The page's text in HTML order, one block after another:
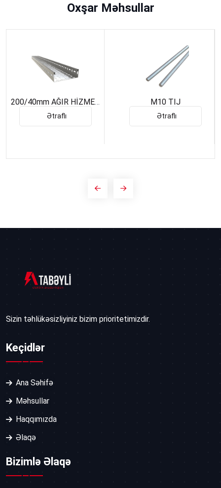
Oxşar Məhsullar
200/40mm AĞIR HİZMET
KABEL KANALI L:3000
0,60mm
Ətraflı
M10 TIJ
Ətraflı
Sizin təhlükəsizliyiniz bizim prioritetimizdir.
Keçidlər
Ana Səhifə
Məhsullar
Haqqımızda
Əlaqə
Bizimlə Əlaqə